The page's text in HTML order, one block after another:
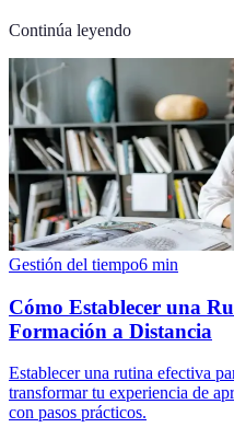
Continúa leyendo
Gestión del tiempo6 min
Cómo Establecer una
Formación a Distancia
Establecer una rutina efectiva
transformar tu experiencia de
con pasos prácticos.